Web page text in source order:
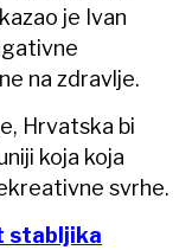
je Ivan
na zdravlje.
Hrvatska bi
koja koja
svrhe.
stabljika